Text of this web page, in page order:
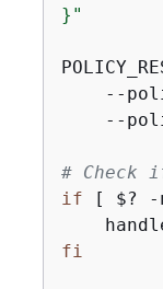
}"
--
--
# Check
if [ $? -
fi